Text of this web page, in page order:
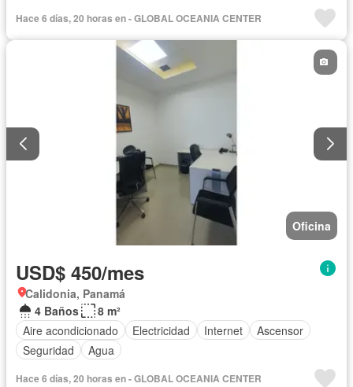
Hace 6 días, 20 horas en - GLOBAL OCEANIA CENTER
Oficina
USD$ 450/mes
Calidonia, Panamá
4 Baños
8 m²
Aire acondicionado
Electricidad Internet
Ascensor
Seguridad
Agua
Hace 6 días, 20 horas en - GLOBAL OCEANIA CENTER